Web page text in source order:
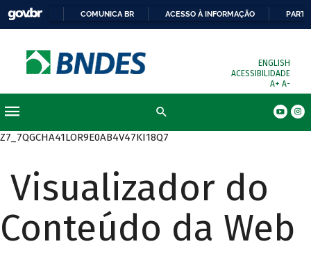
COMUNICA BR ACESSO À INFORMAÇÃO
ENGLISH
ACESSIBILIDADE
A+ A-
Z7_7QGCHA41LOR9E0AB4V47KI18Q7
Visualizador do
Conteúdo da Web